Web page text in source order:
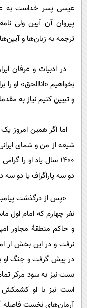
عیسی پسر خداست به
پیروان آن آیین ولی
ترجمه به زبان‌ها و
در ادبیات و عرفان
بخواهیم «انا‌الحق» او
و تبیین کنیم نیاز به
اما اگر همین امروز
شیعه از من و شمای
1400 سال یاد او را
دو سه پاراگراف یا دو
نفر چهارم که امام اول
و حاکم منطقۀ مجاور
نرفت و در این بخش از
در پیش گرفت و جنگ او
بست نیز به سود مرکز
است نیز با او
آرمان‌های نخست فاصله